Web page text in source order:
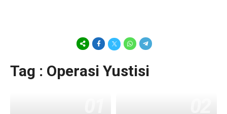
Tag : Operasi Yustisi